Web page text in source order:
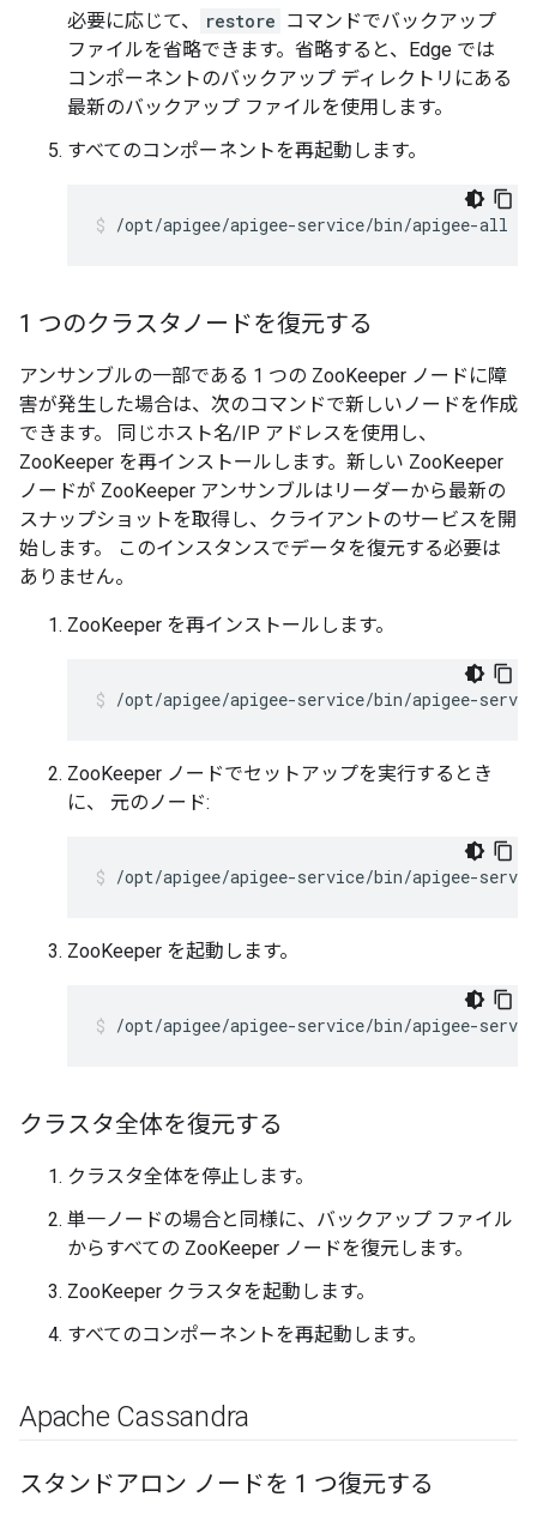
必要に応じて、
restore コマンドでバックアップ
ファイルを省略できます。省略すると、Edge では
コンポーネントのバックアップ ディレクトリにある
最新のバックアップ ファイルを使用します。
すべてのコンポーネントを再起動します。
/opt/apigee/apigee-service/bin/apigee-all
1 つのクラスタノードを復元する
アンサンブルの一部である 1 つの ZooKeeper ノードに障
害が発生した場合は、次のコマンドで新しいノードを作成
できます。 同じホスト名/IP アドレスを使用し、
ZooKeeper を再インストールします。新しい ZooKeeper
ノードが ZooKeeper アンサンブルはリーダーから最新の
スナップショットを取得し、クライアントのサービスを開
始します。 このインスタンスでデータを復元する必要は
ありません。
ZooKeeper を再インストールします。
/opt/apigee/apigee-service/bin/apigee-
ZooKeeper ノードでセットアップを実行するとき
に、 元のノード:
/opt/apigee/apigee-service/bin/apigee-
ZooKeeper を起動します。
/opt/apigee/apigee-service/bin/apigee-
クラスタ全体を復元する
クラスタ全体を停止します。
単一ノードの場合と同様に、バックアップ ファイル
からすべての ZooKeeper ノードを復元します。
ZooKeeper クラスタを起動します。
すべてのコンポーネントを再起動します。
Apache Cassandra
スタンドアロン ノードを 1 つ復元する